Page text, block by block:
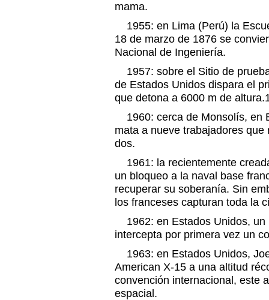
mama.
1955: en Lima (Perú) la
18 de marzo de 1876 se
Nacional de Ingeniería.
1957: sobre el Sitio de
de Estados Unidos dispara el
que detona a 6000 m de
1960: cerca de Monsolís, en
mata a nueve trabajadores
dos.
1961: la recientemente
un bloqueo a la naval base
recuperar su soberanía. Sin
los franceses capturan toda la
1962: en Estados Unidos, un
intercepta por primera vez un
1963: en Estados Unidos,
American X-15 a una altitud
convención internacional, este
espacial.